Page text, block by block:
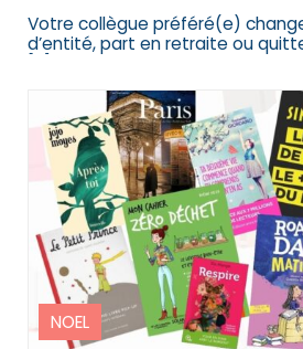
Votre collègue préféré(e)
d’entité, part en retraite ou
NOEL